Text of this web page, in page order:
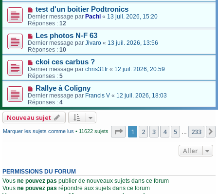
test d'un boitier Podtronics
Dernier message par Pachi « 13 juil. 2026, 15:20
Réponses : 12
Les photos N-F 63
Dernier message par Jivaro « 13 juil. 2026, 13:56
Réponses : 10
ckoi ces carbus ?
Dernier message par chris31fr « 12 juil. 2026, 20:59
Réponses : 5
Rallye à Coligny
Dernier message par Francis V « 12 juil. 2026, 18:03
Réponses : 4
Nouveau sujet
Marquer les sujets comme lus • 11622 sujets Page 1sur 233
1 2 3 4 5 233
Aller
PERMISSIONS DU FORUM
Vous ne pouvez pas publier de nouveaux sujets dans ce forum
Vous ne pouvez pas répondre aux sujets dans ce forum